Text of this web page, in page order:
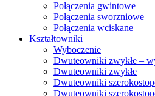
Połączenia gwintowe
Połączenia sworzniowe
Połączenia wciskane
Kształtowniki
Wyboczenie
Dwuteowniki zwykłe –
Dwuteowniki zwykłe
Dwuteowniki
Dwuteowniki